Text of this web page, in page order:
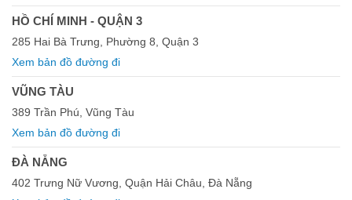
HỒ CHÍ MINH - QUẬN 3
285 Hai Bà Trưng, Phường 8, Quận 3
Xem bản đồ đường đi
VŨNG TÀU
389 Trần Phú, Vũng Tàu
Xem bản đồ đường đi
ĐÀ NẴNG
402 Trưng Nữ Vương, Quận Hải Châu, Đà Nẵng